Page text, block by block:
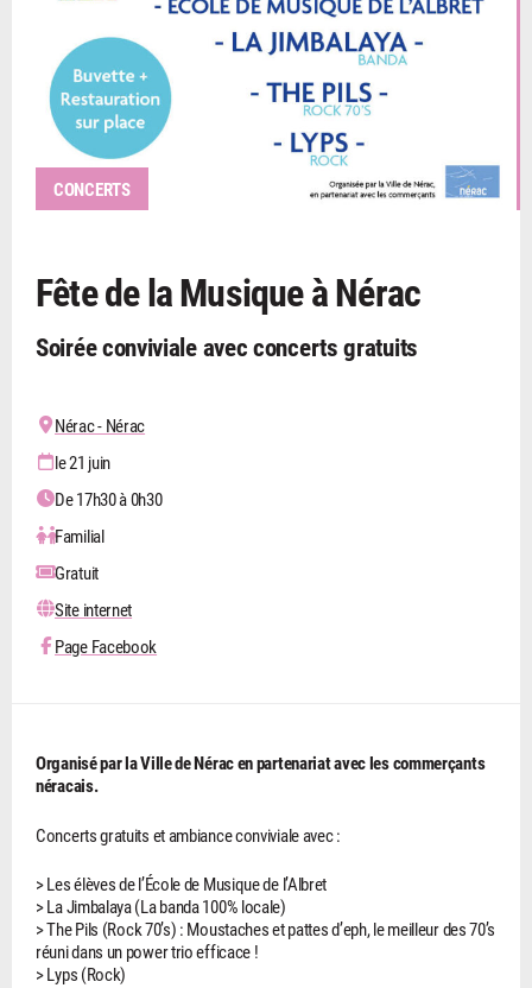
CONCERTS
Fête de la Musique à Nérac
Soirée conviviale avec concerts gratuits
Nérac - Nérac
le 21 juin
De 17h30 à 0h30
Familial
Gratuit
Site internet
Page Facebook
Organisé par la Ville de Nérac en partenariat avec les commerçants
néracais.
Concerts gratuits et ambiance conviviale avec :
> Les élèves de l’École de Musique de l’Albret
> La Jimbalaya (La banda 100% locale)
> The Pils (Rock 70’s) : Moustaches et pattes d’eph, le meilleur des 70’s
réuni dans un power trio efficace !
> Lyps (Rock)